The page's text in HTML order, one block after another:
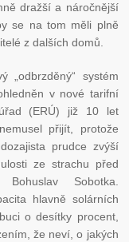
dražší a náročnější
se na tom měli plně
z dalších domů.
„odbrzděný“ systém
v nové tarifní
(ERÚ) již 10 let
přijít, protože
prudce zvýší
ze strachu před
Sobotka.
hlavně solárních
o desítky procent,
že neví, o jakých